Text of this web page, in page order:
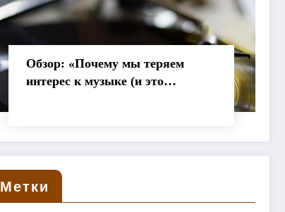
Обзор: «Почему мы теряем
интерес к музыке (и это
Метки